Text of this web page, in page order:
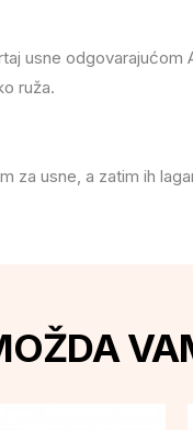
usne odgovarajućom
ruža.
za usne, a zatim ih